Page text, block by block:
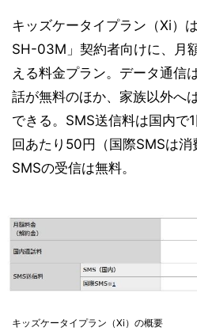
キッズケータイプラン（Xi）
SH-03M」契約者向けに、月
える料金プラン。データ通信
話が無料のほか、家族以外へ
できる。SMS送信料は国内で
回あたり50円（国際SMSは消
SMSの受信は無料。
キッズケータイプラン（Xi）の概要